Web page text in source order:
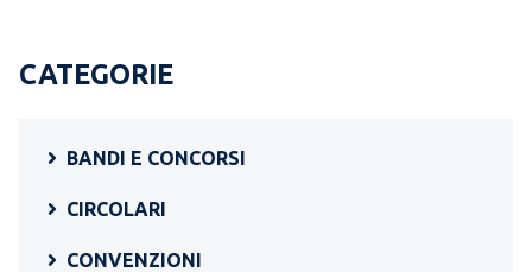
CATEGORIE
BANDI E CONCORSI
CIRCOLARI
CONVENZIONI